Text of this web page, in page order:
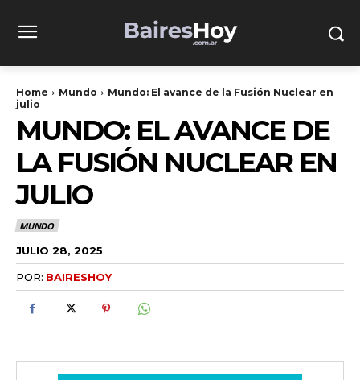
Home Mundo
Mundo: El avance de la Fusión Nuclear en
julio
MUNDO: EL AVANCE DE
LA FUSIÓN NUCLEAR EN
JULIO
MUNDO
JULIO 28, 2025
POR: BAIRESHOY